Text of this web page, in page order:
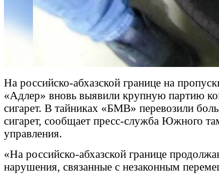
На российско-абхазской границе на
«Адлер» вновь выявили крупную партию
сигарет. В тайниках «БМВ» перевозили
сигарет, сообщает пресс-служба Южного
управления.
«На российско-абхазской границе
нарушения, связанные с незаконным